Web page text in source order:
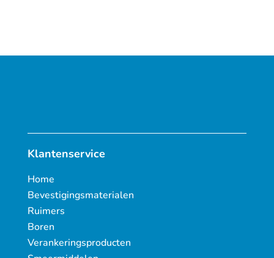
Klantenservice
Home
Bevestigingsmaterialen
Ruimers
Boren
Verankeringsproducten